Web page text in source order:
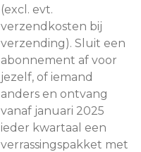
(excl. evt.
verzendkosten bij
verzending). Sluit een
abonnement af voor
jezelf, of iemand
anders en ontvang
vanaf januari 2025
ieder kwartaal een
verrassingspakket met